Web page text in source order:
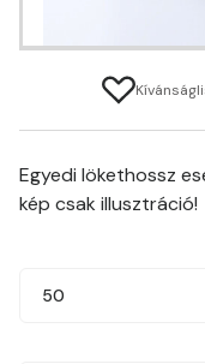
Egyedi lökethossz
kép csak illusztráció!
50